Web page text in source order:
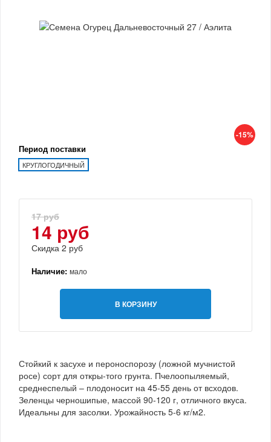
-15%
Период поставки
КРУГЛОГОДИЧНЫЙ
17 руб
14 руб
Скидка 2 руб
Наличие: мало
В КОРЗИНУ
Стойкий к засухе и пероноспорозу (ложной мучнистой
росе) сорт для откры-того грунта. Пчелоопыляемый,
среднеспелый – плодоносит на 45-55 день от всходов.
Зеленцы черношипые, массой 90-120 г, отличного вкуса.
Идеальны для засолки. Урожайность 5-6 кг/м2.